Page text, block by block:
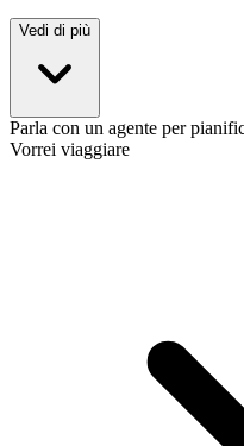
Vedi di più
Parla con un agente per
Vorrei viaggiare